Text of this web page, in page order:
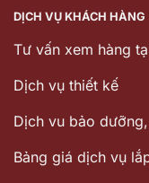
DỊCH VỤ KHÁCH HÀNG
Tư vấn xem hàng
Dịch vụ thiết kế
Dịch vu bảo
Bảng giá dịch vụ